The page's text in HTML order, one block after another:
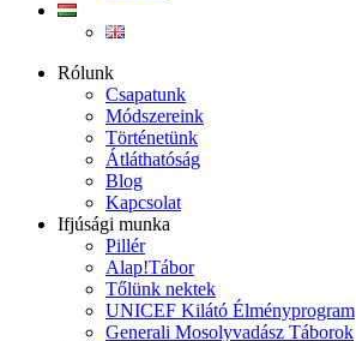
Rólunk
Csapatunk
Módszereink
Történetünk
Átláthatóság
Blog
Kapcsolat
Ifjúsági munka
Pillér
Alap!Tábor
Tőlünk nektek
UNICEF Kilátó Élményprogram
Generali Mosolyvadász Táborok